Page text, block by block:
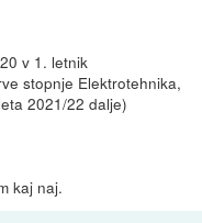
v 1. letnik
stopnje Elektrotehnika,
2021/22 dalje)
kaj naj.